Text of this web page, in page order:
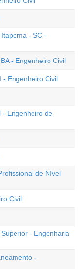
- SC -
- Engenheiro Civil
- Engenheiro Civil
- Engenheiro de
de Nível
Civil
- Engenharia
-